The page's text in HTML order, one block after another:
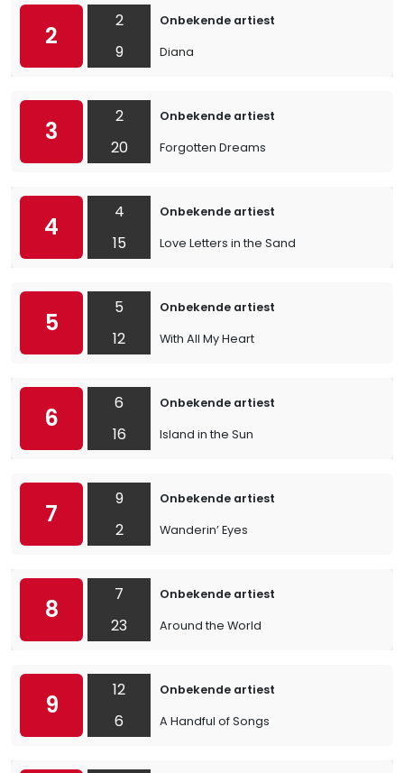
2
2
9
Onbekende artiest
Diana
3
2
20
Onbekende artiest
Forgotten Dreams
4
4
15
Onbekende artiest
Love Letters in the Sand
5
5
12
Onbekende artiest
With All My Heart
6
6
16
Onbekende artiest
Island in the Sun
7
9
2
Onbekende artiest
Wanderin’ Eyes
8
7
23
Onbekende artiest
Around the World
9
12
6
Onbekende artiest
A Handful of Songs